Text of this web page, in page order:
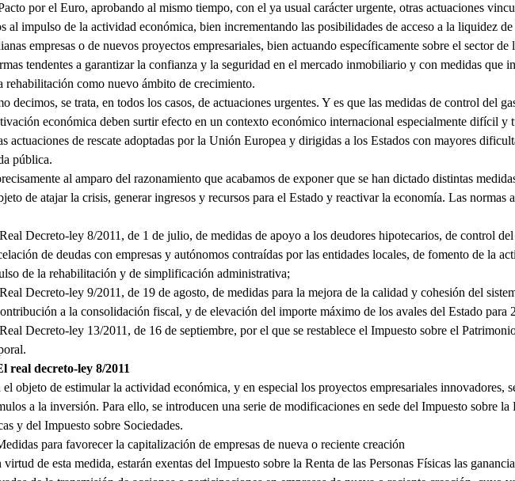
por el Euro, aprobando al mismo tiempo, con el ya usual carácter urgente, otras actuaciones
al impulso de la actividad económica, bien incrementando las posibilidades de acceso a la liquidez de
empresas o de nuevos proyectos empresariales, bien actuando específicamente sobre el sector
tendentes a garantizar la confianza y la seguridad en el mercado inmobiliario y con medidas que
rehabilitación como nuevo ámbito de crecimiento.
decimos, se trata, en todos los casos, de actuaciones urgentes. Y es que las medidas de control del
económica deben surtir efecto en un contexto económico internacional especialmente difícil y
actuaciones de rescate adoptadas por la Unión Europea y dirigidas a los Estados con mayores
pública.
al amparo del razonamiento que acabamos de exponer que se han dictado distintas
de atajar la crisis, generar ingresos y recursos para el Estado y reactivar la economía. Las normas
Decreto-ley 8/2011, de 1 de julio, de medidas de apoyo a los deudores hipotecarios, de control
de deudas con empresas y autónomos contraídas por las entidades locales, de fomento de la
de la rehabilitación y de simplificación administrativa;
Decreto-ley 9/2011, de 19 de agosto, de medidas para la mejora de la calidad y cohesión del
a la consolidación fiscal, y de elevación del importe máximo de los avales del Estado para
Decreto-ley 13/2011, de 16 de septiembre, por el que se restablece el Impuesto sobre el
real decreto-ley 8/2011
el objeto de estimular la actividad económica, y en especial los proyectos empresariales innovadores,
a la inversión. Para ello, se introducen una serie de modificaciones en sede del Impuesto sobre la
y del Impuesto sobre Sociedades.
para favorecer la capitalización de empresas de nueva o reciente creación
virtud de esta medida, estarán exentas del Impuesto sobre la Renta de las Personas Físicas las